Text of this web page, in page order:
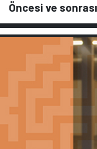
Öncesi ve